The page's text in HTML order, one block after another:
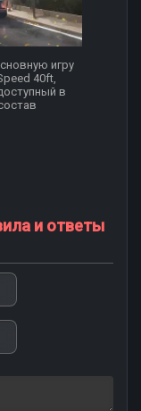
игру
40ft,
в
и ответы